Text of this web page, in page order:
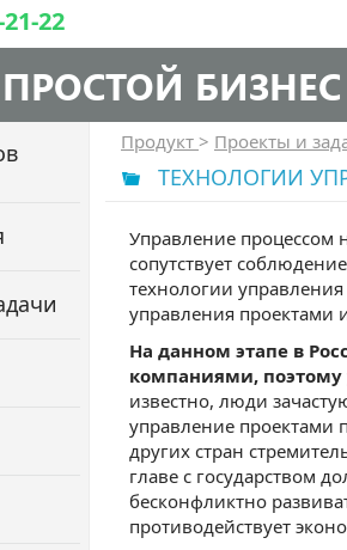
22
ПРОСТОЙ БИЗНЕС
Продукт > Проекты и
ТЕХНОЛОГИИ
Управление процессом
сопутствует
технологии
управления проектами
На данном этапе в
компаниями,
известно, люди
управление проектами
других стран
главе с государством
бесконфликтно
противодействует